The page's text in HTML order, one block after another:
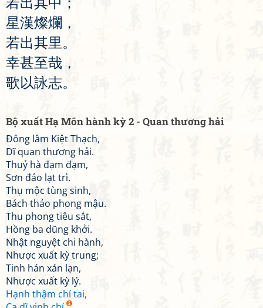
星漢燦爛 ，
若出其里。
幸甚至哉 ，
歌以詠志。
Bộ xuất Hạ Môn hành kỳ 2 - Quan thương hải
Đông lâm Kiệt Thạch,
Dĩ quan thương hải.
Thuỷ hà đạm đạm,
Sơn đảo lạt trì.
Thụ mộc tùng sinh,
Bách thảo phong mậu.
Thu phong tiêu sắt,
Hồng ba dũng khởi.
Nhật nguyệt chi hành,
Nhược xuất kỳ trung;
Tinh hán xán lạn,
Nhược xuất kỳ lý.
Hạnh thậm chí tai,